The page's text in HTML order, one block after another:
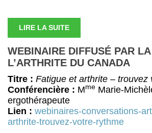
LIRE LA SUITE
WEBINAIRE DIFFUSÉ PAR
L’ARTHRITE DU CANADA
Titre : Fatigue et arthrite – trouvez
Conférencière : Mme Marie-
ergothérapeute
Lien : webinaires-conversations-
arthrite-trouvez-votre-rythme